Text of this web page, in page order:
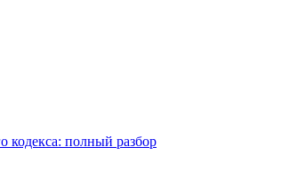
кодекса: полный разбор